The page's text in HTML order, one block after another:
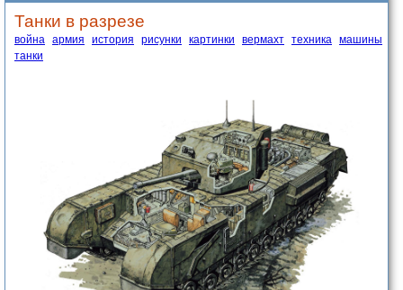
Танки в разрезе
война армия история рисунки картинки вермахт техника машины
танки